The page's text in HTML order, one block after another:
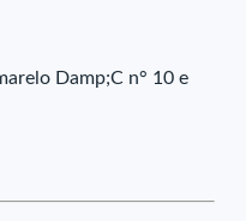
Damp;C n° 10 e